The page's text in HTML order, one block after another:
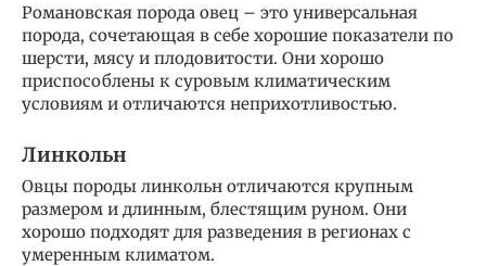
Романовская порода овец – это универсальная
порода, сочетающая в себе хорошие показатели по
шерсти, мясу и плодовитости. Они хорошо
приспособлены к суровым климатическим
условиям и отличаются неприхотливостью.
Линкольн
Овцы породы линкольн отличаются крупным
размером и длинным, блестящим руном. Они
хорошо подходят для разведения в регионах с
умеренным климатом.